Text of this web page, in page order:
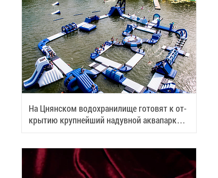
На Цнян­ском во­до­хра­ни­ли­ще го­то­вят к от­
кры­тию круп­ней­ший на­дув­ной ак­ва­парк
Бе­ла­ру­си